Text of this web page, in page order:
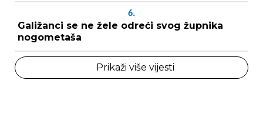
6.
Galižanci se ne žele odreći svog župnika
nogometaša
Prikaži više vijesti